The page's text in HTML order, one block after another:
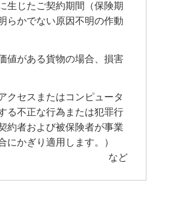
生じたご契約期間（保険期
らかでない原因不明の作動
値がある貨物の場合、損害
クセスまたはコンピュータ
る不正な行為または犯罪行
約者および被保険者が事業
かぎり適用します。）
など